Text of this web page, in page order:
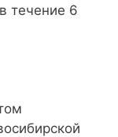
течение 6